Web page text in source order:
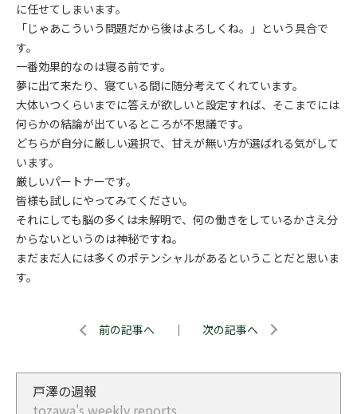
に任せてしまいます。
「じゃあこういう問題だから後はよろしくね。」という具合で
す。
一番効果的なのは寝る前です。
夢に出て来たり、寝ている間に随分考えてくれています。
大体いつくらいまでに答えが欲しいと設定すれば、そこまでには
何らかの結論が出ているところが不思議です。
どちらが自分に厳しい選択で、甘えが無い方が選ばれる気がして
います。
厳しいパートナーです。
皆様も試しにやってみてください。
それにしても脳の多くは未解明で、何の働きをしているかさえ分
からないというのは神秘ですね。
まだまだ人には多くのポテンシャルがあるということだと思いま
す。
前の記事へ ｜ 次の記事へ
戸澤の週報
tozawa's weekly reports